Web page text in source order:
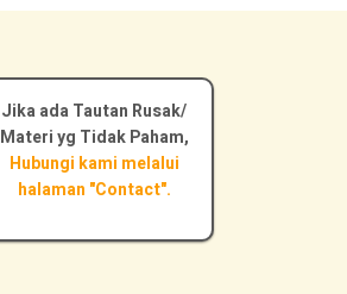
Jika ada Tautan Rusak/
Materi yg Tidak Paham,
Hubungi kami melalui
halaman "Contact".